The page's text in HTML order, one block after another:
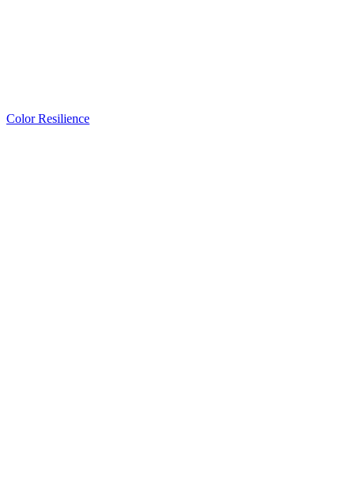
Color Resilience